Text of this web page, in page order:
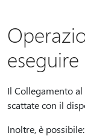
Il Collegamento
scattate con il
Inoltre, è possibile: